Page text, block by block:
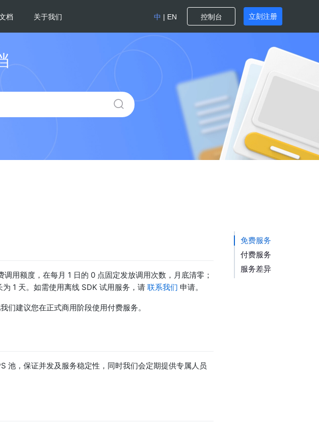
用额度，在每月 1 日的 0 点固定发放调用次数，月底清零；
1 天。如需使用离线 SDK 试用服务，请 联系我们 申请。
们建议您在正式商用阶段使用付费服务。
池，保证并发及服务稳定性，同时我们会定期提供专属人员
免费服务
付费服务
服务差异